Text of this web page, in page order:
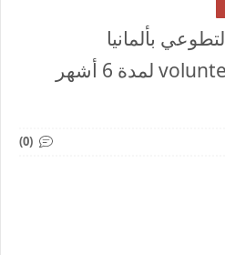
بألمانيا
volunteering in germany لمدة 6 أشهر
(0)